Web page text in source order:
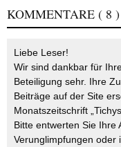
KOMMENTARE ( 8 )
Liebe Leser!
Wir sind dankbar für
Beteiligung sehr. Ihre
Beiträge auf der Site
Monatszeitschrift
Bitte entwerten Sie Ihre
Verunglimpfungen oder